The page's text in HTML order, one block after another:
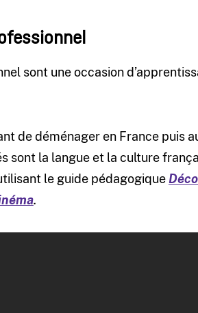
sont une occasion
de déménager en France puis
sont la langue et la culture
le guide pédagogique
.